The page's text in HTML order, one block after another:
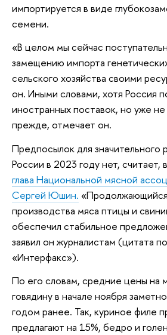
импортируется в виде
семени.
«В целом мы сейчас
замещению импорта
сельского хозяйства своими
он. Иными словами, хотя Россия
иностранных поставок, но уже не
прежде, отмечает он.
Предпосылок для значительного
России в 2023 году нет, считает,
глава Национальной мясной
Сергей Юшин.
производства мяса птицы и
обеспечил стабильное
заявил он журналистам (цитата
«Интерфакс»).
По его словам, средние цены на
говядину в начале ноября
годом ранее. Так, куриное филе
предлагают на 15%, бедро и